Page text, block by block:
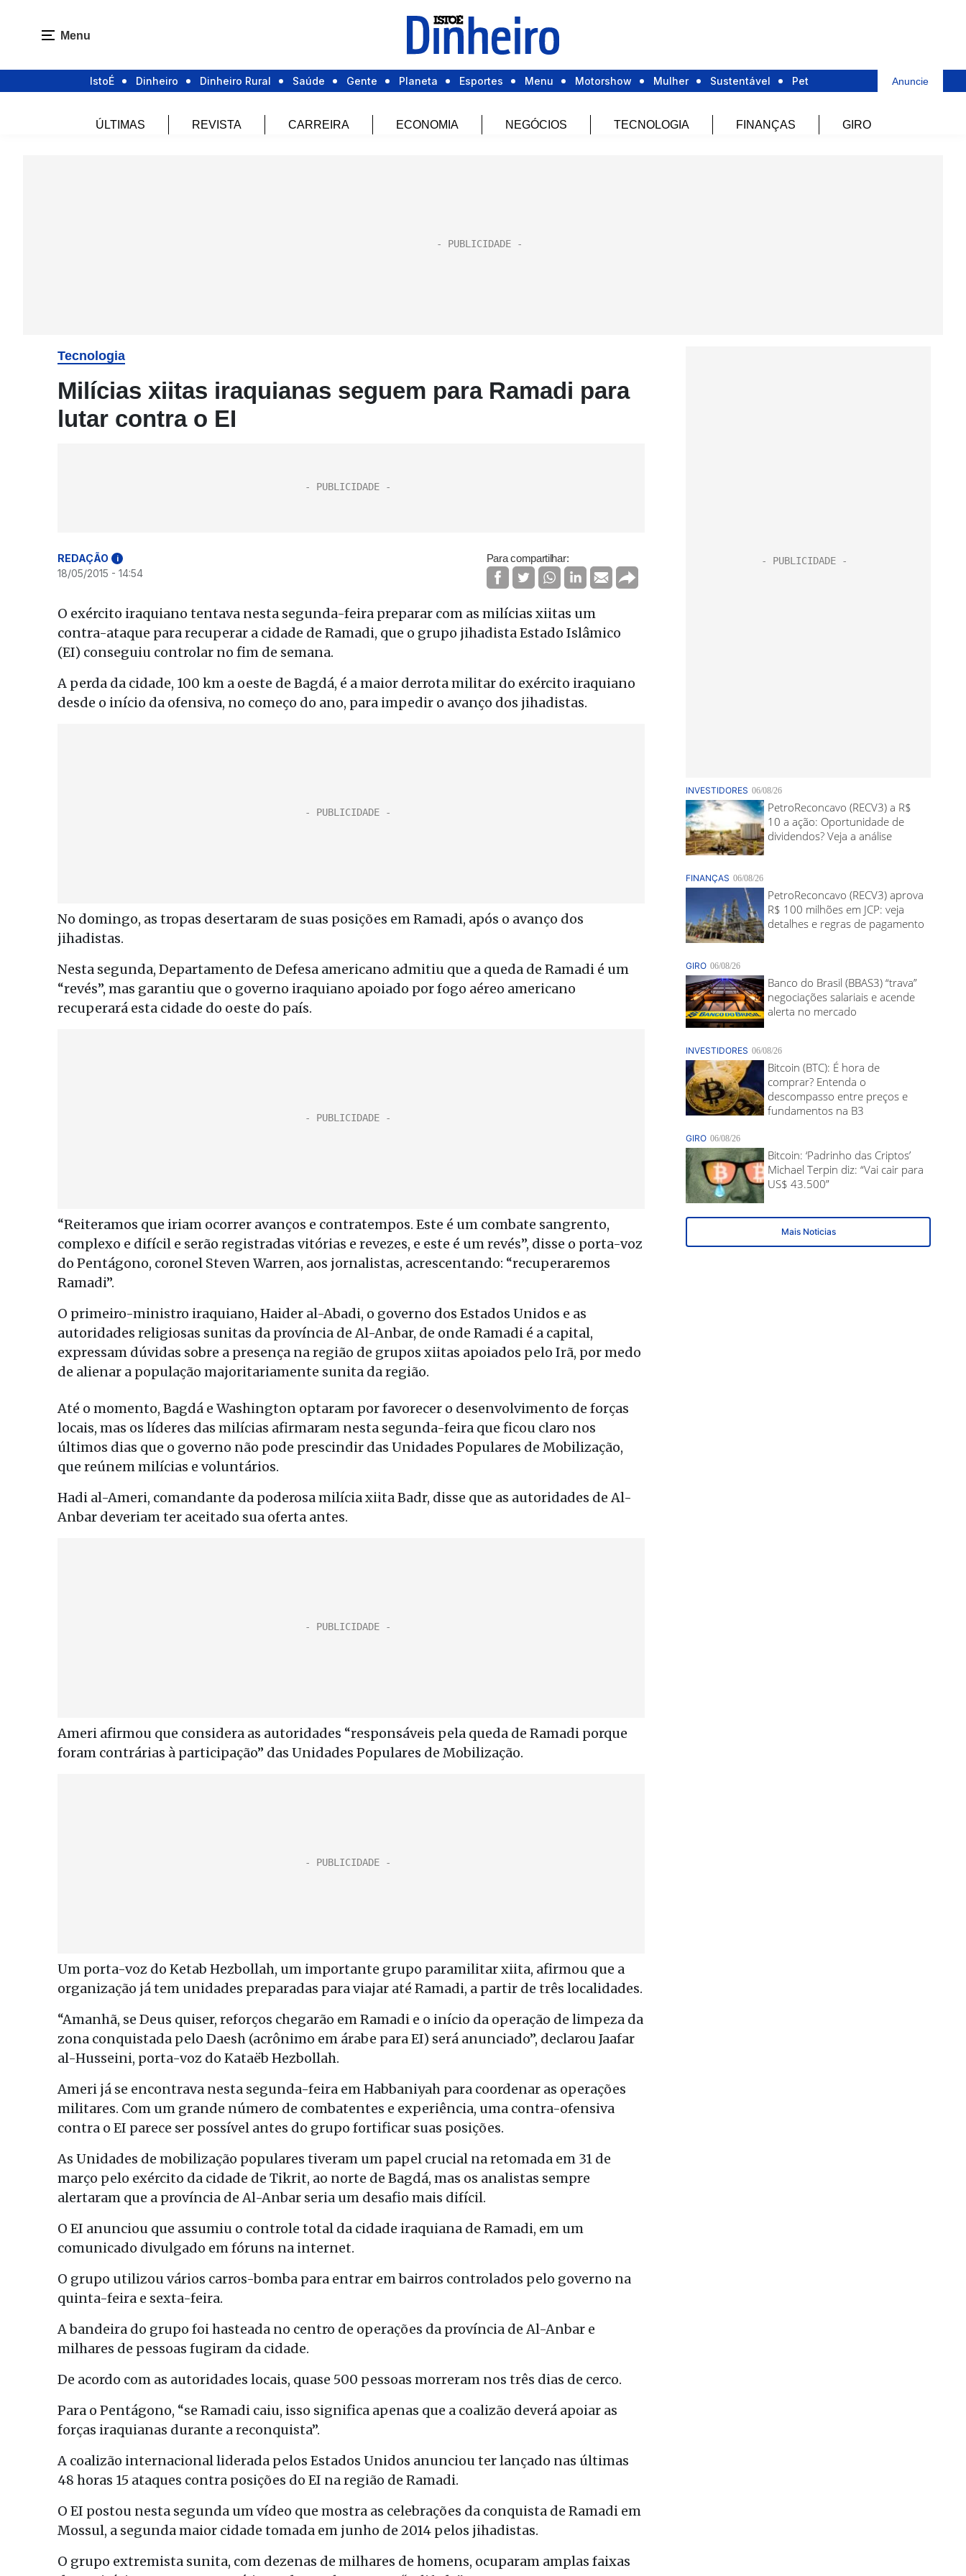
Menu
IstoÉ Dinheiro Dinheiro Rural Saúde Gente Planeta Esportes Menu Motorshow Mulher Sustentável Pet Anuncie
ÚLTIMAS REVISTA CARREIRA ECONOMIA NEGÓCIOS TECNOLOGIA FINANÇAS GIRO
Tecnologia
Milícias xiitas iraquianas seguem para Ramadi para
lutar contra o EI
REDAÇÃO i
18/05/2015 - 14:54
Para compartilhar:
O exército iraquiano tentava nesta segunda-feira preparar com as milícias xiitas um
contra-ataque para recuperar a cidade de Ramadi, que o grupo jihadista Estado Islâmico
(EI) conseguiu controlar no fim de semana.
A perda da cidade, 100 km a oeste de Bagdá, é a maior derrota militar do exército iraquiano
desde o início da ofensiva, no começo do ano, para impedir o avanço dos jihadistas.
No domingo, as tropas desertaram de suas posições em Ramadi, após o avanço dos
jihadistas.
Nesta segunda, Departamento de Defesa americano admitiu que a queda de Ramadi é um
“revés”, mas garantiu que o governo iraquiano apoiado por fogo aéreo americano
recuperará esta cidade do oeste do país.
“Reiteramos que iriam ocorrer avanços e contratempos. Este é um combate sangrento,
complexo e difícil e serão registradas vitórias e revezes, e este é um revés”, disse o porta-voz
do Pentágono, coronel Steven Warren, aos jornalistas, acrescentando: “recuperaremos
Ramadi”.
O primeiro-ministro iraquiano, Haider al-Abadi, o governo dos Estados Unidos e as
autoridades religiosas sunitas da província de Al-Anbar, de onde Ramadi é a capital,
expressam dúvidas sobre a presença na região de grupos xiitas apoiados pelo Irã, por medo
de alienar a população majoritariamente sunita da região.
Até o momento, Bagdá e Washington optaram por favorecer o desenvolvimento de forças
locais, mas os líderes das milícias afirmaram nesta segunda-feira que ficou claro nos
últimos dias que o governo não pode prescindir das Unidades Populares de Mobilização,
que reúnem milícias e voluntários.
Hadi al-Ameri, comandante da poderosa milícia xiita Badr, disse que as autoridades de Al-
Anbar deveriam ter aceitado sua oferta antes.
Ameri afirmou que considera as autoridades “responsáveis pela queda de Ramadi porque
foram contrárias à participação” das Unidades Populares de Mobilização.
Um porta-voz do Ketab Hezbollah, um importante grupo paramilitar xiita, afirmou que a
organização já tem unidades preparadas para viajar até Ramadi, a partir de três localidades.
“Amanhã, se Deus quiser, reforços chegarão em Ramadi e o início da operação de limpeza da
zona conquistada pelo Daesh (acrônimo em árabe para EI) será anunciado”, declarou Jaafar
al-Husseini, porta-voz do Kataëb Hezbollah.
Ameri já se encontrava nesta segunda-feira em Habbaniyah para coordenar as operações
militares. Com um grande número de combatentes e experiência, uma contra-ofensiva
contra o EI parece ser possível antes do grupo fortificar suas posições.
As Unidades de mobilização populares tiveram um papel crucial na retomada em 31 de
março pelo exército da cidade de Tikrit, ao norte de Bagdá, mas os analistas sempre
alertaram que a província de Al-Anbar seria um desafio mais difícil.
O EI anunciou que assumiu o controle total da cidade iraquiana de Ramadi, em um
comunicado divulgado em fóruns na internet.
O grupo utilizou vários carros-bomba para entrar em bairros controlados pelo governo na
quinta-feira e sexta-feira.
A bandeira do grupo foi hasteada no centro de operações da província de Al-Anbar e
milhares de pessoas fugiram da cidade.
De acordo com as autoridades locais, quase 500 pessoas morreram nos três dias de cerco.
Para o Pentágono, “se Ramadi caiu, isso significa apenas que a coalizão deverá apoiar as
forças iraquianas durante a reconquista”.
A coalizão internacional liderada pelos Estados Unidos anunciou ter lançado nas últimas
48 horas 15 ataques contra posições do EI na região de Ramadi.
O EI postou nesta segunda um vídeo que mostra as celebrações da conquista de Ramadi em
Mossul, a segunda maior cidade tomada em junho de 2014 pelos jihadistas.
O grupo extremista sunita, com dezenas de milhares de homens, ocuparam amplas faixas